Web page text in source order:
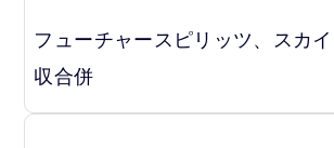
フューチャースピリッツ、スカ
収合併